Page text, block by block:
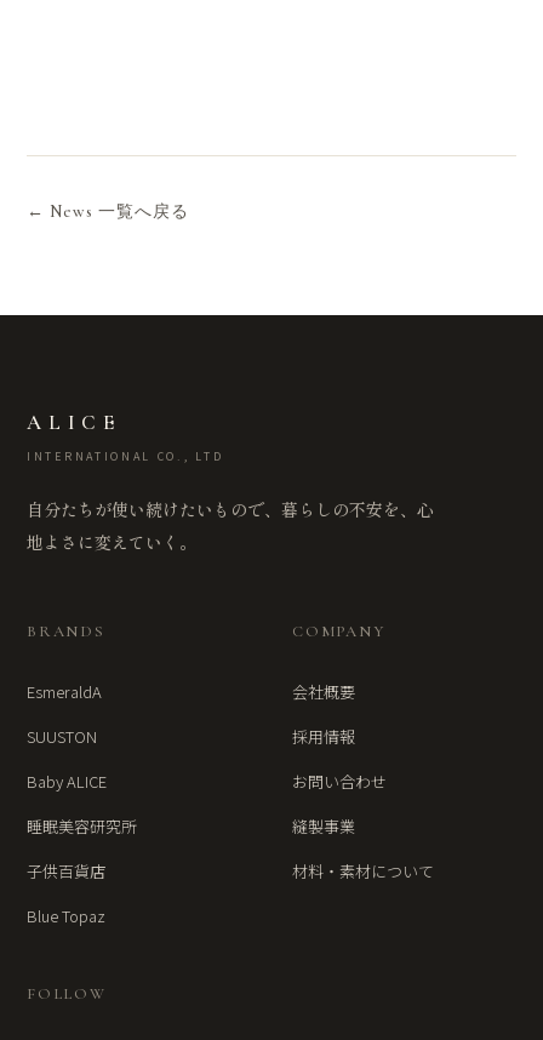
← News 一覧へ戻る
ALICE
INTERNATIONAL CO., LTD
自分たちが使い続けたいもので、暮らしの不安を、心
地よさに変えていく。
BRANDS
EsmeraldA
SUUSTON
Baby ALICE
睡眠美容研究所
子供百貨店
Blue Topaz
COMPANY
会社概要
採用情報
お問い合わせ
縫製事業
材料・素材について
FOLLOW